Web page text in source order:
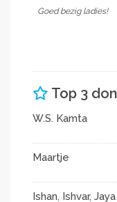
Goed bezig ladies!
Top 3
W.S. Kamta
Maartje
Ishan, Ishvar,